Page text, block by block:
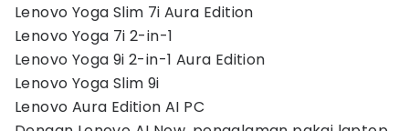
Lenovo Yoga Slim 7i Aura Edition
Lenovo Yoga 7i 2-in-1
Lenovo Yoga 9i 2-in-1 Aura Edition
Lenovo Yoga Slim 9i
Lenovo Aura Edition AI PC